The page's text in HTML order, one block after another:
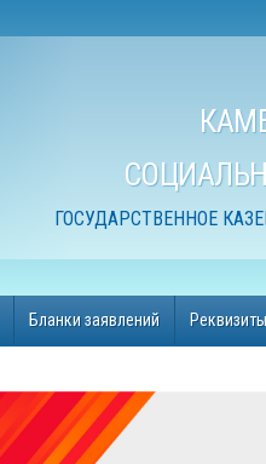
ГОСУДАРСТВЕННОЕ
Бланки заявлений Реквизиты